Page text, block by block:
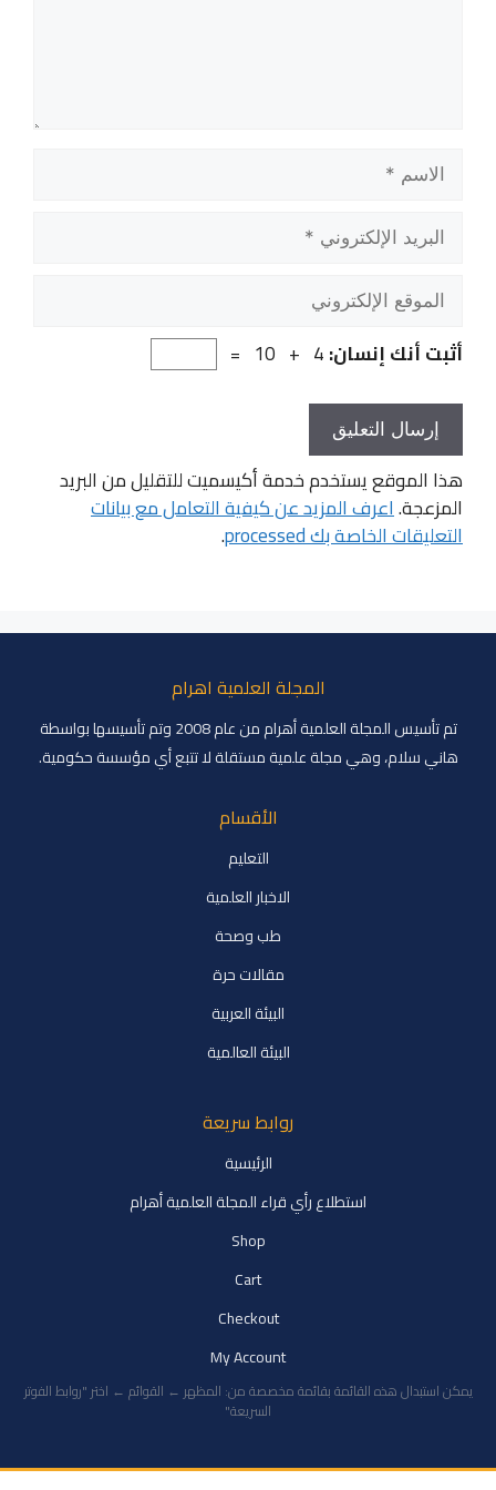
الاسم
البريد
الإلكتروني
الموقع
الإلكتروني
أثبت أنك إنسان:4 + 10 =
هذا الموقع يستخدم خدمة أكيسميت للتقليل من البريد
المزعجة.اعرف المزيد عن كيفية التعامل مع بيانات
التعليقات الخاصة بك processed .
المجلة العلمية اهرام
تم تأسيس المجلة العلمية أهرام من عام 2008 وتم تأسيسها بواسطة
هاني سلام، وهي مجلة علمية مستقلة لا تتبع أي مؤسسة حكومية.
الأقسام
التعليم
الاخبار العلمية
طب وصحة
مقالات حرة
البيئة العربية
البيئة العالمية
روابط سريعة
الرئيسية
استطلاع رأي قراء المجلة العلمية أهرام
Shop
Cart
Checkout
My Account
يمكن استبدال هذه القائمة بقائمة مخصصة من: المظهر ← القوائم ← اختر "روابط الفوتر
السريعة"